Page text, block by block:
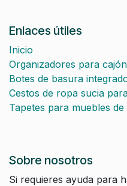
Enlaces útiles
Inicio
Organizadores para cajón
Botes de basura
Cestos de ropa sucia
Tapetes para muebles
Sobre nosotros
Si requieres ayuda para